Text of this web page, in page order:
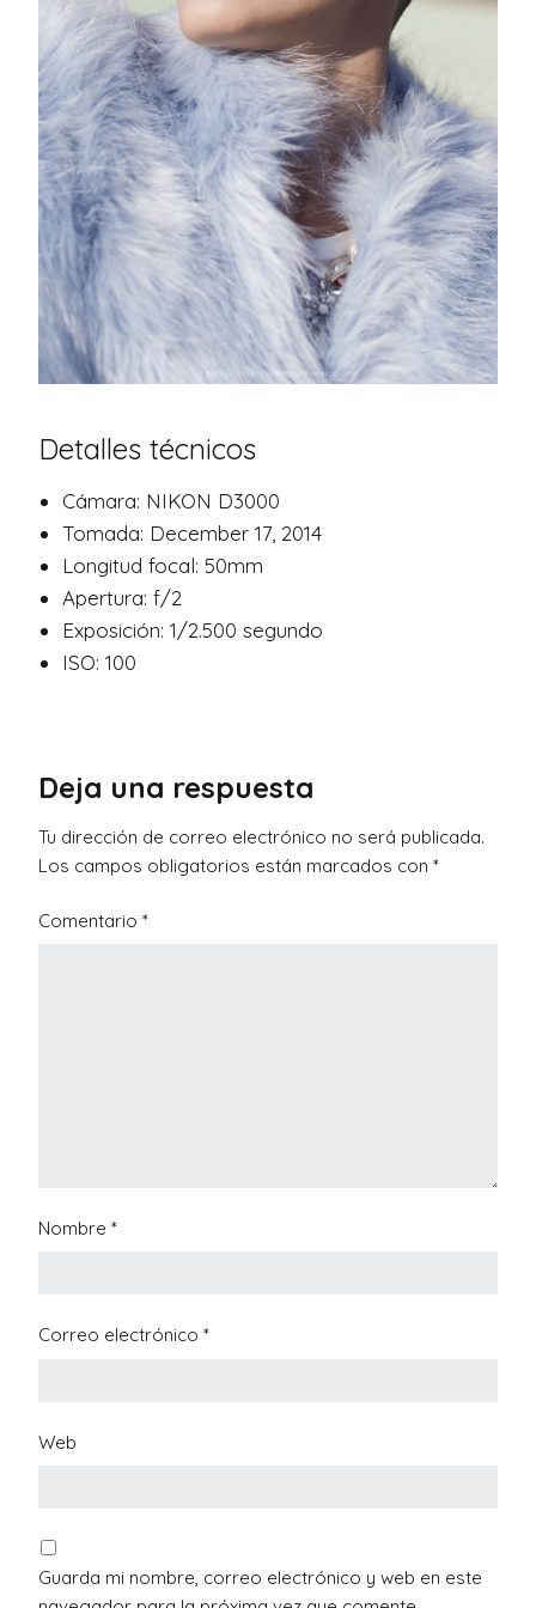
Detalles técnicos
Cámara: NIKON D3000
Tomada: December 17, 2014
Longitud focal: 50mm
Apertura: f/2
Exposición: 1/2.500 segundo
ISO: 100
Deja una respuesta
Tu dirección de correo electrónico no será publicada.
Los campos obligatorios están marcados con *
Comentario *
Nombre *
Correo electrónico *
Web
Guarda mi nombre, correo electrónico y web en este